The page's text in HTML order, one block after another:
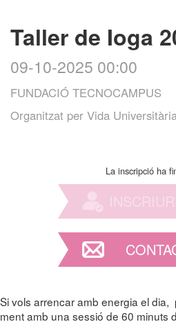
Taller de Ioga
09-10-2025 00:00
FUNDACIÓ TECNOCAMPUS
Organitzat per Vida
La inscripció ha
Si vols arrencar amb energia el
ment amb una sessió de 60 minuts